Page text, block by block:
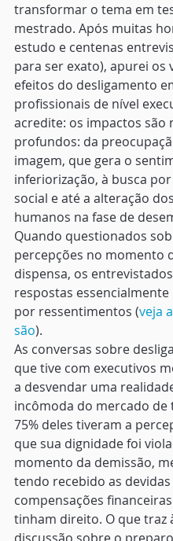
transformar o tema em
mestrado. Após muitas
estudo e centenas
para ser exato), apurei os
efeitos do desligamento
profissionais de nível
acredite: os impactos são
profundos: da
imagem, que gera o
inferiorização, à busca
social e até a alteração
humanos na fase de
Quando questionados
percepções no momento
dispensa, os
respostas essencialmente
por ressentimentos (veja
são).
As conversas sobre
que tive com executivos
a desvendar uma
incômoda do mercado de
75% deles tiveram a
que sua dignidade foi
momento da demissão,
tendo recebido as devidas
compensações
tinham direito. O que traz